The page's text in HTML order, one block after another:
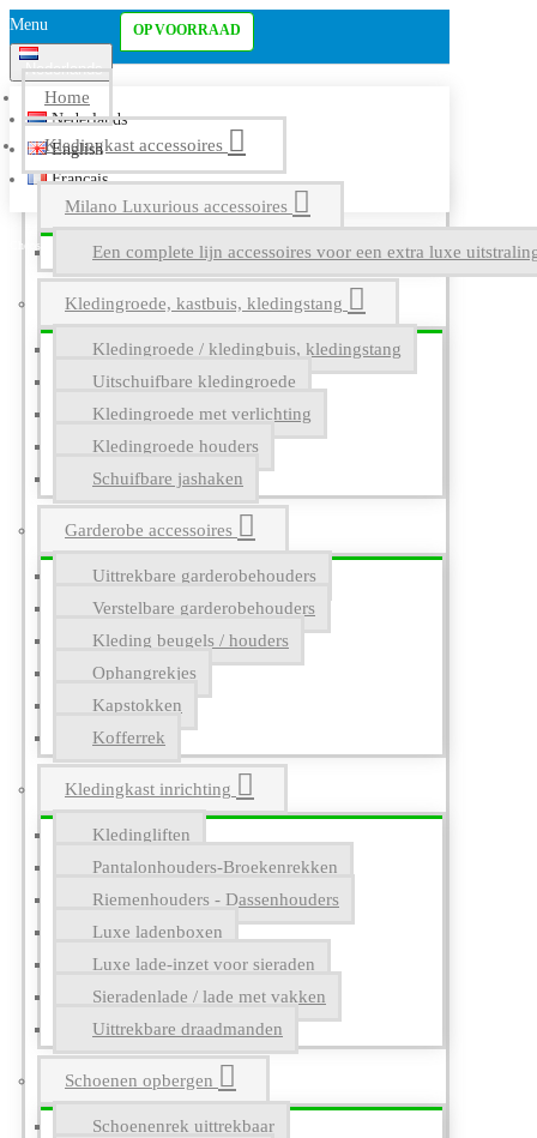
Menu
Nederlands
Nederlands
English
Français
Home
Kledingkast accessoires
Milano Luxurious accessoires
Een complete lijn accessoires voor een extra luxe
Kledingroede, kastbuis, kledingstang
Kledingroede / kledingbuis, kledingstang
Uitschuifbare kledingroede
Kledingroede met verlichting
Kledingroede houders
Schuifbare jashaken
Garderobe accessoires
Uittrekbare garderobehouders
Verstelbare garderobehouders
Kleding beugels / houders
Ophangrekjes
Kapstokken
Kofferrek
Kledingkast inrichting
Kledingliften
Pantalonhouders-Broekenrekken
Riemenhouders - Dassenhouders
Luxe ladenboxen
Luxe lade-inzet voor sieraden
Sieradenlade / lade met vakken
Uittrekbare draadmanden
Schoenen opbergen
Schoenenrek uittrekbaar
OP VOORRAAD